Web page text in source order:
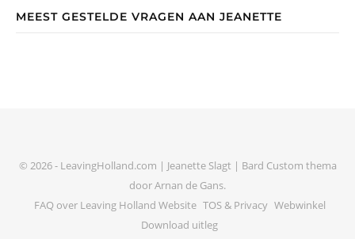
MEEST GESTELDE VRAGEN AAN JEANETTE
© 2026 - LeavingHolland.com | Jeanette Slagt | Bard Custom thema
doorArnan de Gans.
FAQ over Leaving Holland Website TOS & Privacy Webwinkel
Download uitleg